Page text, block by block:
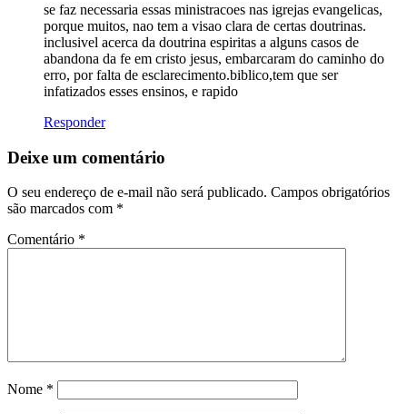
se faz necessaria essas ministracoes nas igrejas evangelicas,
porque muitos, nao tem a visao clara de certas doutrinas.
inclusivel acerca da doutrina espiritas a alguns casos de
abandona da fe em cristo jesus, embarcaram do caminho do
erro, por falta de esclarecimento.biblico,tem que ser
infatizados esses ensinos, e rapido
Responder
Deixe um comentário
O seu endereço de e-mail não será publicado. Campos obrigatórios
são marcados com *
Comentário *
Nome *